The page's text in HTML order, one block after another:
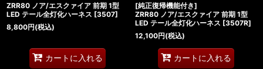
ZRR80 ノア/エスクァイア 前期 1型
LED テール全灯化ハーネス [3507]
8,800円(税込)
カートに入れる
[純正復帰機能付き]
ZRR80 ノア/エスクァイア 前期 1型
LED テール全灯化ハーネス [3507R]
12,100円(税込)
カートに入れる